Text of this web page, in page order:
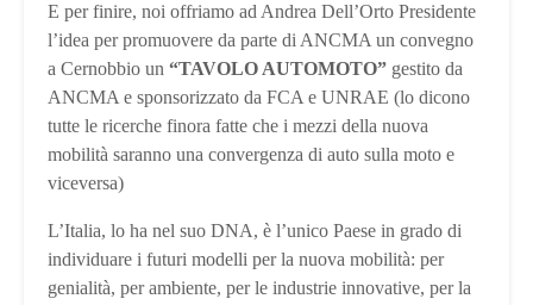
E per finire, noi offriamo ad Andrea Dell’Orto Presidente
l’idea per promuovere da parte di ANCMA un convegno
a Cernobbio un “TAVOLO AUTOMOTO” gestito da
ANCMA e sponsorizzato da FCA e UNRAE (lo dicono
tutte le ricerche finora fatte che i mezzi della nuova
mobilità saranno una convergenza di auto sulla moto e
viceversa)
L’Italia, lo ha nel suo DNA, è l’unico Paese in grado di
individuare i futuri modelli per la nuova mobilità: per
genialità, per ambiente, per le industrie innovative, per la